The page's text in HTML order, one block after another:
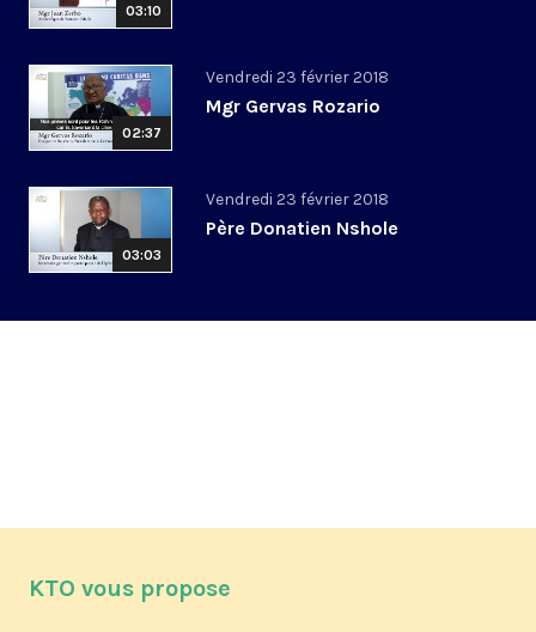
03:10
02:37
Vendredi 23 février 2018
Mgr Gervas Rozario
03:03
Vendredi 23 février 2018
Père Donatien Nshole
KTO vous propose